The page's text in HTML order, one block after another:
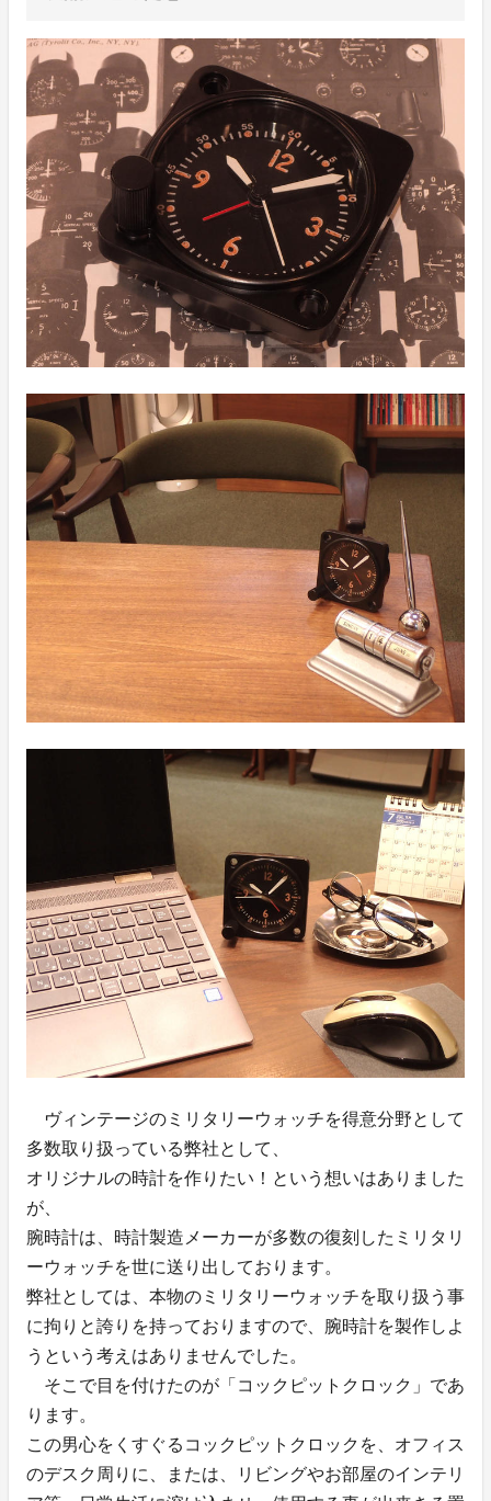
ヴィンテージのミリタリーウォッチを得意分野として
多数取り扱っている弊社として、
オリジナルの時計を作りたい！という想いはありました
が、
腕時計は、時計製造メーカーが多数の復刻したミリタリ
ーウォッチを世に送り出しております。
弊社としては、本物のミリタリーウォッチを取り扱う事
に拘りと誇りを持っておりますので、腕時計を製作しよ
うという考えはありませんでした。
そこで目を付けたのが「コックピットクロック」であ
ります。
この男心をくすぐるコックピットクロックを、オフィス
のデスク周りに、または、リビングやお部屋のインテリ